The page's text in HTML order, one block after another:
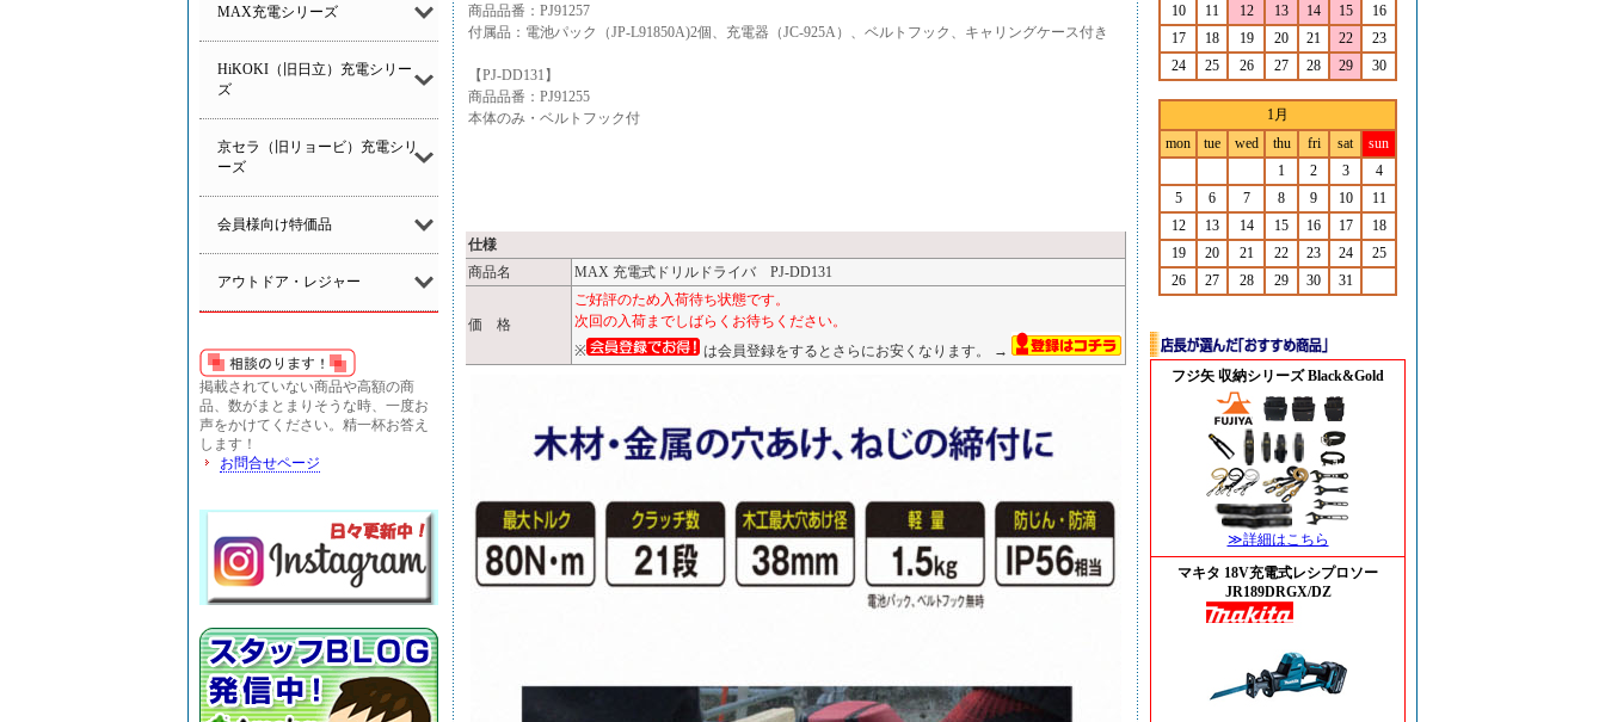
MAX充電シリーズ
HiKOKI（旧日立）充電シリー
ズ
京セラ（旧リョービ）充電シリ
ーズ
会員様向け特価品
アウトドア・レジャー
掲載されていない商品や高額の商
品、数がまとまりそうな時、一度お
声をかけてください。精一杯お答え
します！
お問合せページ
商品品番：PJ91257
付属品：電池パック（JP-L91850A)2個、充電器（JC-925A）、ベルトフック、キャリングケース付き
【PJ-DD131】
商品品番：PJ91255
本体のみ・ベルトフック付
仕様
商品名
MAX 充電式ドリルドライバ PJ-DD131
価 格
ご好評のため入荷待ち状態です。
次回の入荷までしばらくお待ちください。
※
は会員登録をするとさらにお安くなります。 →
10
11 12 13 14 15
16
17
18 19 20 21 22
23
24
25 26 27 28 29 30
1月
mon
tue wed thu fri sat
sun
1
2 3
4
5
6 7 8 9 10
11
12
13 14 15 16 17
18
19
20 21 22 23 24
25
26
27 28 29 30 31
フジ矢 収納シリーズ Black&Gold
≫詳細はこちら
マキタ 18V充電式レシプロソー
JR189DRGX/DZ